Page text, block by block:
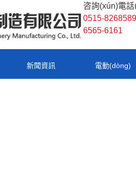
咨詢(xún)電
0515-
6565-6161
新聞資訊 電動(dòng)